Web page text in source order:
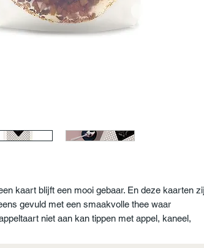
kaart blijft een mooi gebaar. En deze kaarten
gevuld met een smaakvolle thee waar
niet aan kan tippen met appel, kaneel,